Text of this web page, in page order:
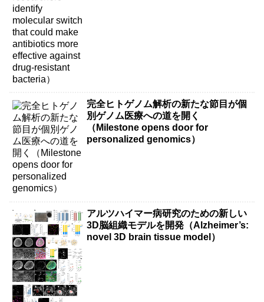
完全ヒトゲノム解析の新たな節目が個
別ゲノム医療への道を開く
（Milestone opens door for
personalized genomics）
アルツハイマー病研究のための新しい
3D脳組織モデルを開発（Alzheimer’s:
novel 3D brain tissue model）